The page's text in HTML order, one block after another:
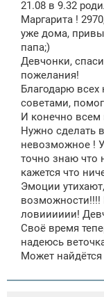
н
и
21.08 в 9.32
Маргарита !
уже дома,
папа;)
Девчонки,
пожелания!
Благодарю
советами,
И конечно всем
Нужно сделать
невозможное !
точно знаю что
кажется что
Эмоции
возможности!!!!
ловииииии!
Своё время
надеюсь
Может